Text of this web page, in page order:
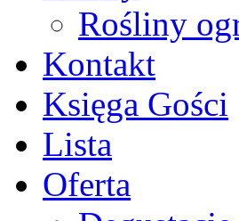
Rośliny
Kontakt
Księga Gości
Lista
Oferta